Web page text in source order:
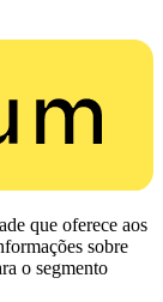
que oferece aos
sobre
o segmento